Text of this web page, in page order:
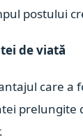
postului
de viată
care a
prelungite